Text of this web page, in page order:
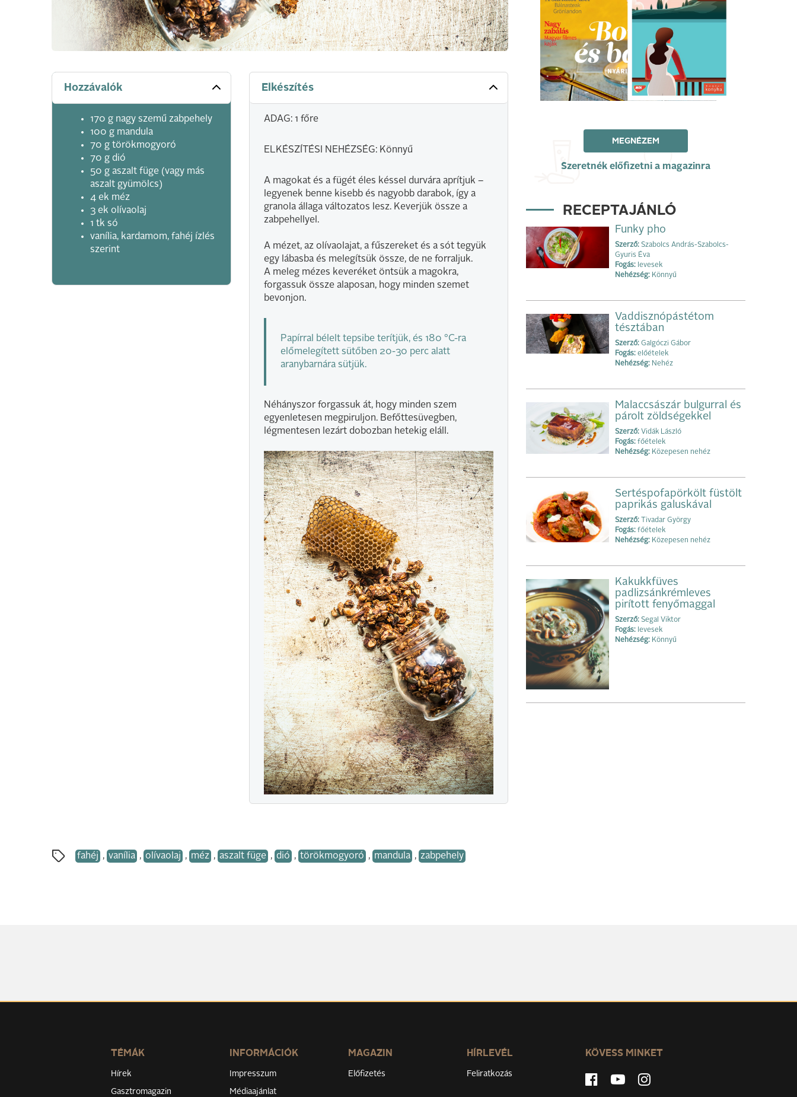
Hozzávalók
170 g nagy szemű zabpehely
100 g mandula
70 g törökmogyoró
70 g dió
50 g aszalt füge (vagy más
aszalt gyümölcs)
4 ek méz
3 ek olívaolaj
1 tk só
vanília, kardamom, fahéj ízlés
szerint
Elkészítés
ADAG: 1 főre
ELKÉSZÍTÉSI NEHÉZSÉG: Könnyű
A magokat és a fügét éles késsel durvára aprítjuk –
legyenek benne kisebb és nagyobb darabok, így a
granola állaga változatos lesz. Keverjük össze a
zabpehellyel.
A mézet, az olívaolajat, a fűszereket és a sót tegyük
egy lábasba és melegítsük össze, de ne forraljuk.
A meleg mézes keveréket öntsük a magokra,
forgassuk össze alaposan, hogy minden szemet
bevonjon.
Papírral bélelt tepsibe terítjük, és 180 °C-ra
előmelegített sütőben 20-30 perc alatt
aranybarnára sütjük.
Néhányszor forgassuk át, hogy minden szem
egyenletesen megpiruljon. Befőttesüvegben,
légmentesen lezárt dobozban hetekig eláll.
fahéj , vanília , olívaolaj , méz , aszalt füge , dió , törökmogyoró , mandula , zabpehely
MEGNÉZEM
Szeretnék előfizetni a magazinra
RECEPTAJÁNLÓ
Funky pho
Szerző: Szabolcs András-Szabolcs-
Gyuris Éva
Fogás: levesek
Nehézség: Könnyű
Vaddisznópástétom
tésztában
Szerző: Galgóczi Gábor
Fogás: előételek
Nehézség: Nehéz
Malaccsászár bulgurral és
párolt zöldségekkel
Szerző: Vidák László
Fogás: főételek
Nehézség: Közepesen nehéz
Sertéspofapörkölt füstölt
paprikás galuskával
Szerző: Tivadar György
Fogás: főételek
Nehézség: Közepesen nehéz
Kakukkfüves
padlizsánkrémleves
pirított fenyőmaggal
Szerző: Segal Viktor
Fogás: levesek
Nehézség: Könnyű
TÉMÁK
Hírek
Gasztromagazin
INFORMÁCIÓK
Impresszum
Médiaajánlat
MAGAZIN
Előfizetés
HÍRLEVÉL
Feliratkozás
KÖVESS MINKET